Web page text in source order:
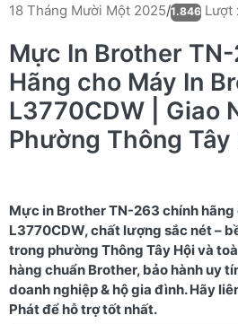
18 Tháng Mười Một 2025/1.846 Lượt
Mực In Brother
Hãng cho Máy In
L3770CDW | Giao
Phường Thông Tây
Mực in Brother TN-263 chính hãng
L3770CDW, chất lượng sắc nét –
trong phường Thông Tây Hội và
hàng chuẩn Brother, bảo hành uy
doanh nghiệp & hộ gia đình. Hãy